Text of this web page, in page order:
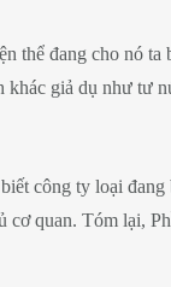
thể đang cho nó
giả dụ như tư
công ty loại
quan. Tóm lại,